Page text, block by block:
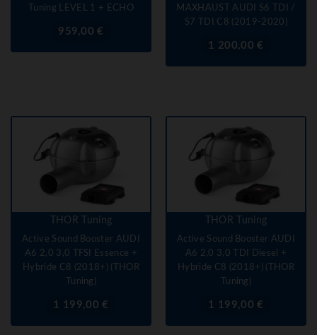
Tuning LEVEL 1 + ECHO
Prix
959,00 €
MAXHAUST AUDI S6 TDI /
S7 TDI C8 (2019-2020)
Prix1 200,00 €
THOR Tuning
Active Sound Booster AUDI
A6 2,0 3,0 TFSI Essence +
Hybride C8 (2018+) (THOR
Tuning)
Prix1 199,00 €
THOR Tuning
Active Sound Booster AUDI
A6 2,0 3,0 TDI Diesel +
Hybride C8 (2018+) (THOR
Tuning)
Prix1 199,00 €